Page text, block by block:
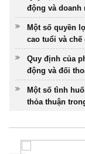
động và doanh
Một số quyền
cao tuổi và chế
Quy định của
động và đối
Một số tình
thỏa thuận